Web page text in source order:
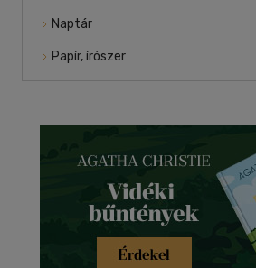
Naptár
Papír, írószer